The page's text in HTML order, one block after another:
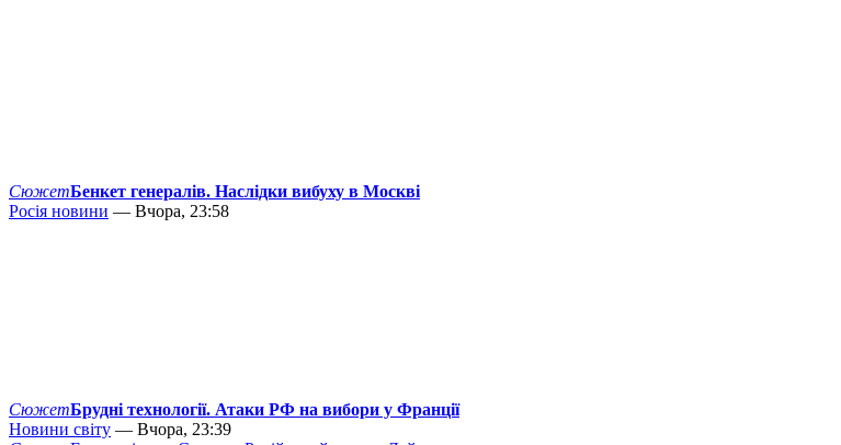
СюжетБенкет генералів. Наслідки вибуху в Москві
Росія новини — Вчора, 23:58
СюжетБрудні технології. Атаки РФ на вибори у Франції
Новини світу — Вчора, 23:39